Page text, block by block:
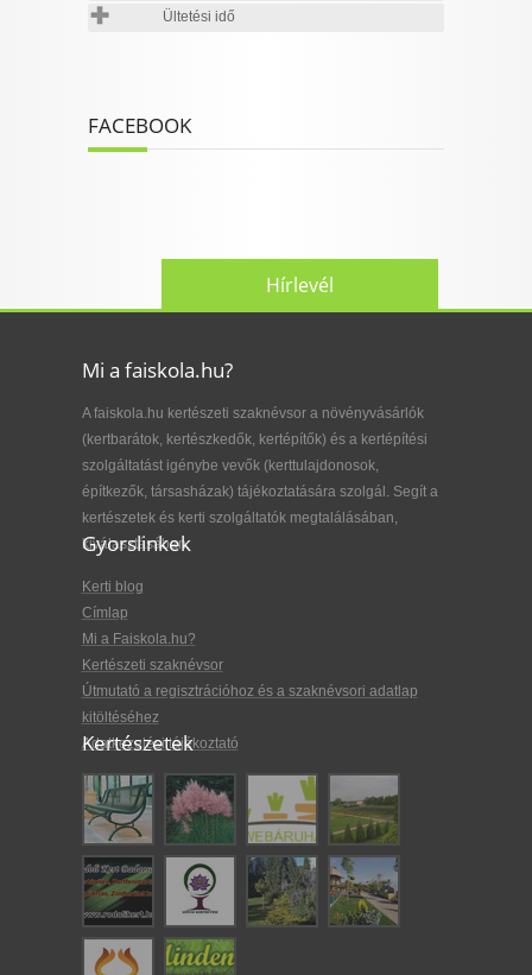
Ültetési idő
FACEBOOK
Hírlevél
Mi a faiskola.hu?
A faiskola.hu kertészeti szaknévsor a növényvásárlók
(kertbarátok, kertészkedők, kertépítők) és a kertépítési
szolgáltatást igénybe vevők (kerttulajdonosok,
építkezők, társasházak) tájékoztatására szolgál. Segít a
kertészetek és kerti szolgáltatók megtalálásában,
kiválasztásában.
Gyorslinkek
Kerti blog
Címlap
Mi a Faiskola.hu?
Kertészeti szaknévsor
Útmutató a regisztrációhoz és a szaknévsori adatlap
kitöltéséhez
Adatkezelési tájékoztató
Kertészetek